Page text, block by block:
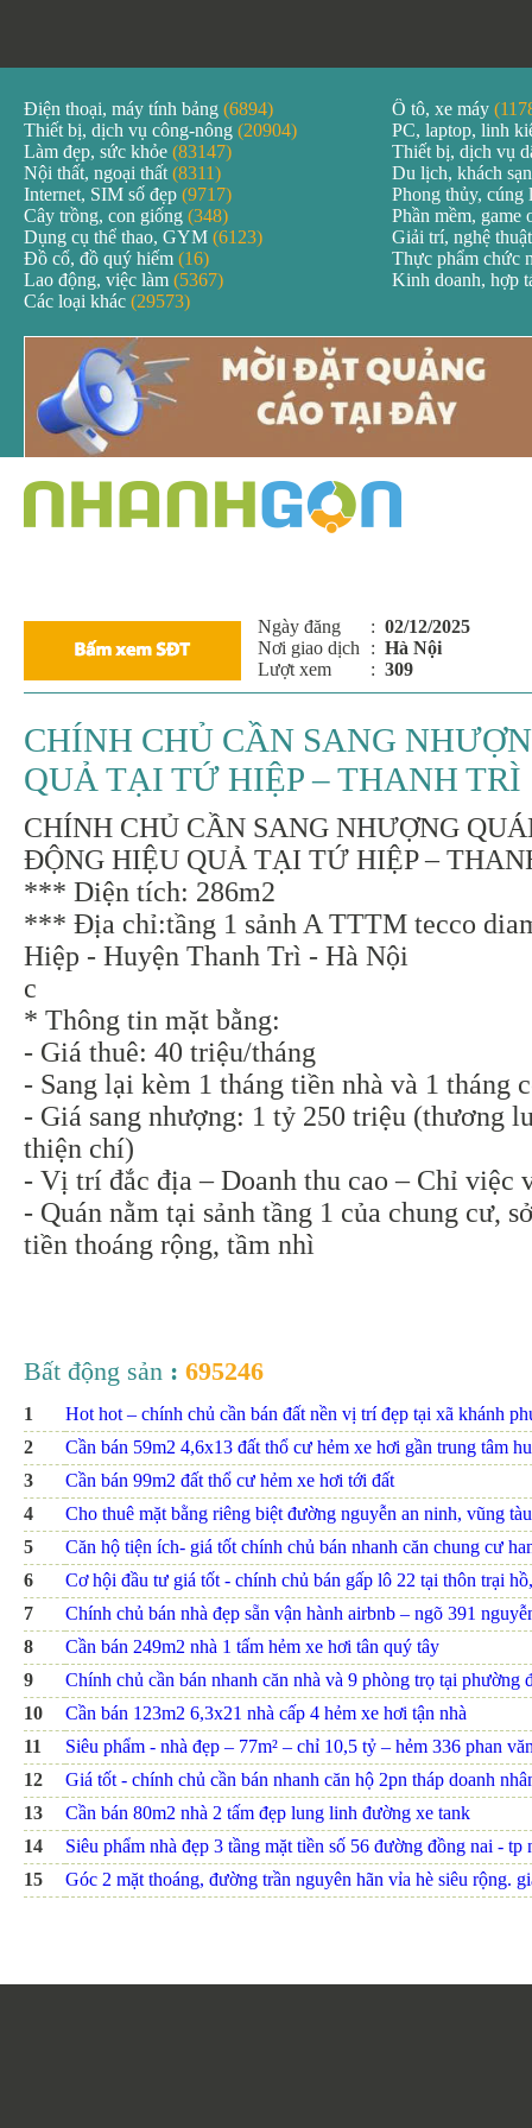
Điện thoại, máy tính bảng (6894) Ô tô, xe máy
Thiết bị, dịch vụ công-nông (20904)
PC, laptop, linh
Làm đẹp, sức khỏe (83147)
Thiết bị, dịch vụ
Nội thất, ngoại thất (8311)
Du lịch, khách
Internet, SIM số đẹp (9717)
Phong thủy, cúng
Cây trồng, con giống (348)
Phần mềm, game
Dụng cụ thể thao, GYM (6123)
Giải trí, nghệ
Đồ cổ, đồ quý hiếm (16)
Thực phẩm chức
Lao động, việc làm (5367)
Kinh doanh, hợp
Các loại khác (29573)
Ngày đăng : 02/12/2025
Nơi giao dịch : Hà Nội
Lượt xem
: 309
CHÍNH CHỦ CẦN SANG
QUẢ TẠI TỨ HIỆP – THANH TRÌ
CHÍNH CHỦ CẦN SANG NHƯỢNG
ĐỘNG HIỆU QUẢ TẠI TỨ HIỆP –
*** Diện tích: 286m2
*** Địa chỉ:tầng 1 sảnh A TTTM tecco
Hiệp - Huyện Thanh Trì - Hà Nội
c
* Thông tin mặt bằng:
- Giá thuê: 40 triệu/tháng
- Sang lại kèm 1 tháng tiền nhà và 1 tháng
- Giá sang nhượng: 1 tỷ 250 triệu (thương
thiện chí)
- Vị trí đắc địa – Doanh thu cao – Chỉ việc
- Quán nằm tại sảnh tầng 1 của chung cư,
tiền thoáng rộng, tầm nhì
Bất động sản : 695246
1
Hot hot – chính chủ cần bán đất nền vị trí đẹp tại xã khánh
2
Cần bán 59m2 4,6x13 đất thổ cư hẻm xe hơi gần trung tâm
3
Cần bán 99m2 đất thổ cư hẻm xe hơi tới đất
4
Cho thuê mặt bằng riêng biệt đường nguyễn an ninh, vũng
5
Căn hộ tiện ích- giá tốt chính chủ bán nhanh căn chung cư
6
Cơ hội đầu tư giá tốt - chính chủ bán gấp lô 22 tại thôn trại
7
Chính chủ bán nhà đẹp sẵn vận hành airbnb – ngõ 391
8
Cần bán 249m2 nhà 1 tấm hẻm xe hơi tân quý tây
9
Chính chủ cần bán nhanh căn nhà và 9 phòng trọ tại phường
10
Cần bán 123m2 6,3x21 nhà cấp 4 hẻm xe hơi tận nhà
11
Siêu phẩm - nhà đẹp – 77m² – chỉ 10,5 tỷ – hẻm 336 phan
12
Giá tốt - chính chủ cần bán nhanh căn hộ 2pn tháp doanh
13
Cần bán 80m2 nhà 2 tấm đẹp lung linh đường xe tank
14
Siêu phẩm nhà đẹp 3 tầng mặt tiền số 56 đường đồng nai - tp
15
Góc 2 mặt thoáng, đường trần nguyên hãn vỉa hè siêu rộng.